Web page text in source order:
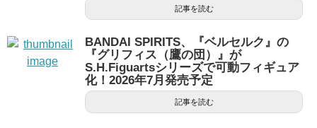
記事を読む
BANDAI SPIRITS、『ベルセルク』の
『グリフィス（鷹の団）』が
S.H.Figuartsシリーズで可動フィギュア
化！2026年7月発売予定
記事を読む